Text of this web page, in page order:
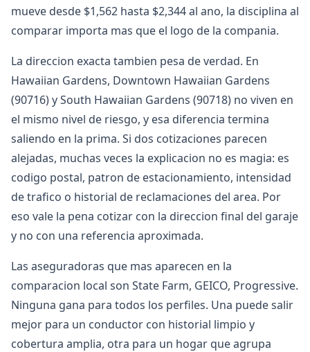
mueve desde $1,562 hasta $2,344 al ano, la disciplina al
comparar importa mas que el logo de la compania.
La direccion exacta tambien pesa de verdad. En
Hawaiian Gardens, Downtown Hawaiian Gardens
(90716) y South Hawaiian Gardens (90718) no viven en
el mismo nivel de riesgo, y esa diferencia termina
saliendo en la prima. Si dos cotizaciones parecen
alejadas, muchas veces la explicacion no es magia: es
codigo postal, patron de estacionamiento, intensidad
de trafico o historial de reclamaciones del area. Por
eso vale la pena cotizar con la direccion final del garaje
y no con una referencia aproximada.
Las aseguradoras que mas aparecen en la
comparacion local son State Farm, GEICO, Progressive.
Ninguna gana para todos los perfiles. Una puede salir
mejor para un conductor con historial limpio y
cobertura amplia, otra para un hogar que agrupa